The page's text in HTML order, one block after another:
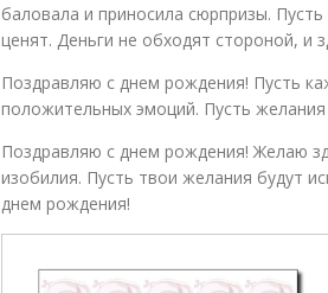
баловала и приносила сюрпризы.
ценят. Деньги не обходят стороной, и
Поздравляю с днем рождения! Пусть
положительных эмоций. Пусть
Поздравляю с днем рождения! Желаю
изобилия. Пусть твои желания будут
днем рождения!